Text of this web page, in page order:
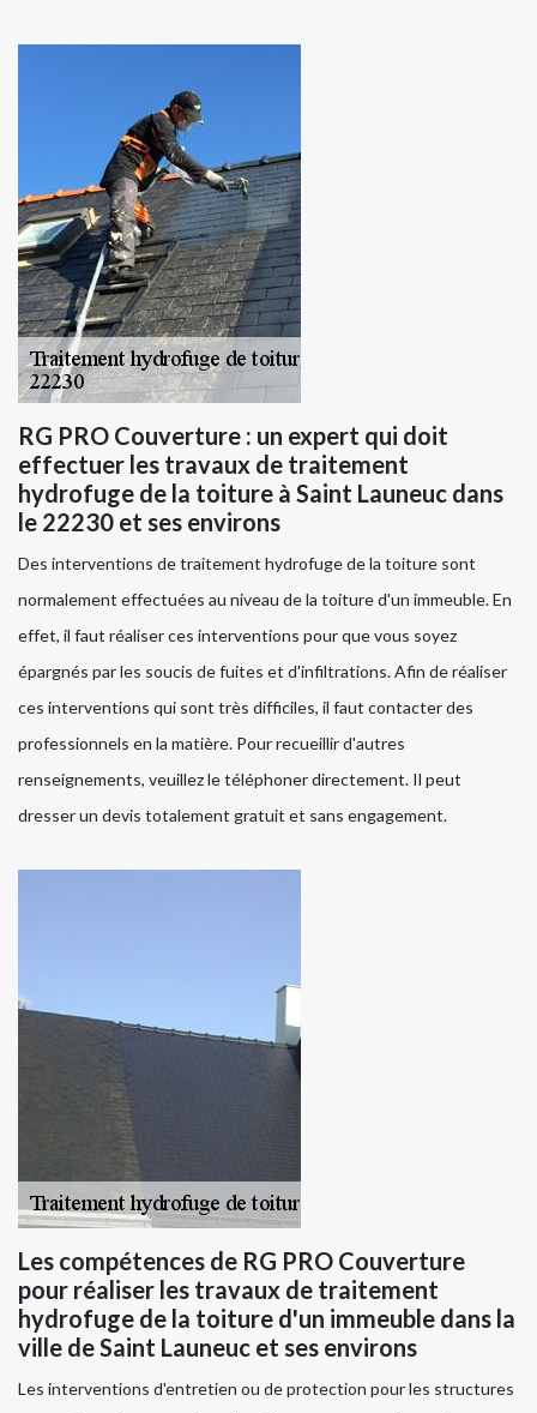
RG PRO Couverture : un expert qui doit
effectuer les travaux de traitement
hydrofuge de la toiture à Saint Launeuc dans
le 22230 et ses environs
Des interventions de traitement hydrofuge de la toiture sont
normalement effectuées au niveau de la toiture d'un immeuble. En
effet, il faut réaliser ces interventions pour que vous soyez
épargnés par les soucis de fuites et d'infiltrations. Afin de réaliser
ces interventions qui sont très difficiles, il faut contacter des
professionnels en la matière. Pour recueillir d'autres
renseignements, veuillez le téléphoner directement. Il peut
dresser un devis totalement gratuit et sans engagement.
Les compétences de RG PRO Couverture
pour réaliser les travaux de traitement
hydrofuge de la toiture d'un immeuble dans la
ville de Saint Launeuc et ses environs
Les interventions d'entretien ou de protection pour les structures